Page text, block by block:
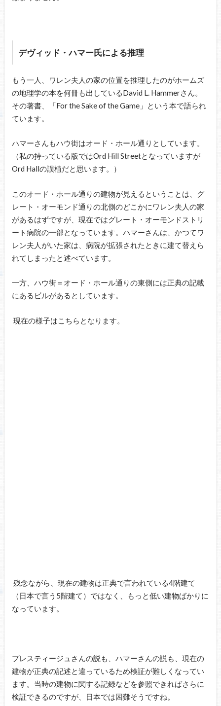
デヴィッド・ハマー氏による推理
もう一人、ワレン夫人の家の位置を推理したのがホームズ
の地理学の本を何冊も出しているDavid L. Hammerさん。
その著書、「For the Sake of the Game」という本で語られ
ています。
ハマーさんもハウ街はオード・ホール通りとしています。
（私の持っている版ではOrd Hill Streetとなっていますが
Ord Hallの誤植だと思います。）
このオード・ホール通りの建物が見えるということは、グ
レート・オーモンド通りの北側のどこかにワレン夫人の家
があるはずですが、現在ではグレート・オーモンドストリ
ート病院の一部となっています。ハマーさんは、かつてワ
レン夫人がいた家は、病院が拡張されたときに建て替えら
れてしまったと述べています。
一方、ハウ街＝オード・ホール通りの東側には正典の記載
にあるビルがあるとしています。
現在の様子はこちらとなります。
残念ながら、現在の建物は正典で言われている4階建て
（日本で言う5階建て）ではなく、もっと低い建物ばかりに
なっています。
プレスティージュさんの説も、ハマーさんの説も、現在の
建物が正典の記述と違っているため検証が難しくなってい
ます。当時の建物に関する記録などを参照できればさらに
検証できるのですが、日本では困難そうですね。